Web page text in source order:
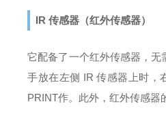
IR 传感器（红外传感器）
它配备了一个红外传感器，无
手放在左侧 IR 传感器上时，
PRINT作。 此外，红外传感器